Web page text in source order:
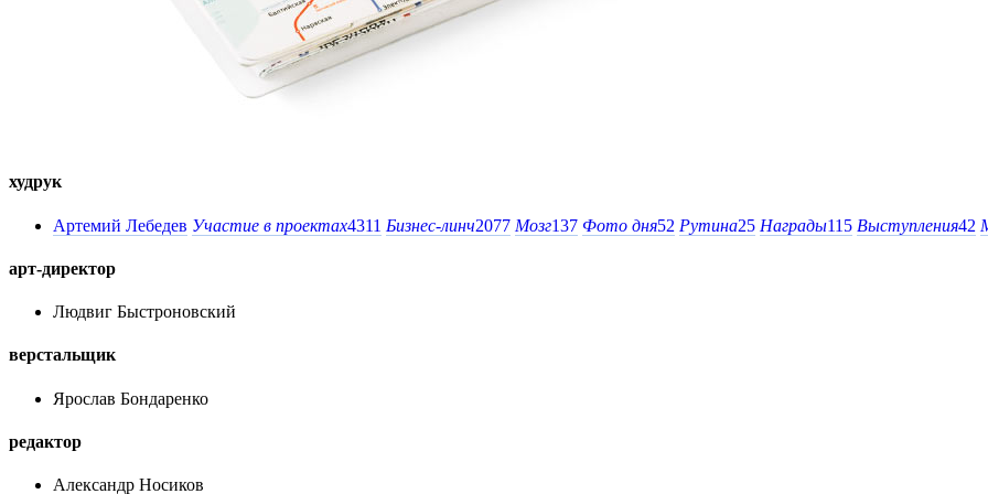
худрук
Артемий Лебедев Участие в проектах4311 Бизнес-линч2077 Мозг137 Фото дня52 Рутина25 Награды115 Выступления42
арт-директор
Людвиг Быстроновский
верстальщик
Ярослав Бондаренко
редактор
Александр Носиков